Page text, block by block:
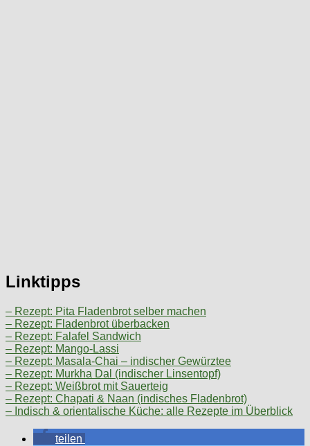
Linktipps
– Rezept: Pita Fladenbrot selber machen
– Rezept: Fladenbrot überbacken
– Rezept: Falafel Sandwich
– Rezept: Mango-Lassi
– Rezept: Masala-Chai – indischer Gewürztee
– Rezept: Murkha Dal (indischer Linsentopf)
– Rezept: Weißbrot mit Sauerteig
– Rezept: Chapati & Naan (indisches Fladenbrot)
– Indisch & orientalische Küche: alle Rezepte im Überblick
teilen